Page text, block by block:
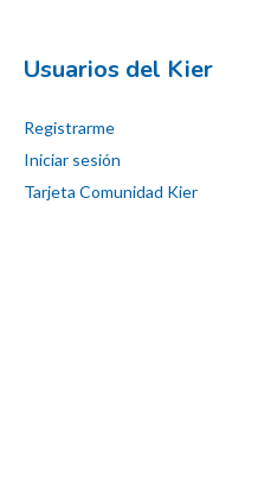
Usuarios del Kier
Registrarme
Iniciar sesión
Tarjeta Comunidad Kier